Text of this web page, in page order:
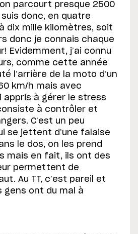
parcourt presque 2500
suis donc, en quatre
dix mille kilomètres, soit
donc je connais chaque
Evidemment, j’ai connu
comme cette année
l’arrière de la moto d’un
km/h mais avec
appris à gérer le stress
à contrôler et
C’est un peu
se jettent d’une falaise
le dos, on les prend
mais en fait, ils ont des
permettent de
Au TT, c’est pareil et
gens ont du mal à